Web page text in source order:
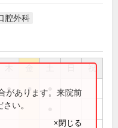
腔外科
祝
● ●
があります。来院前
い。
×閉じる